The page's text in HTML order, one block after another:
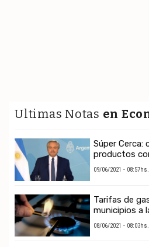
Ultimas Notas en
Súper Cerca:
productos
09/06/2021 - 08:57hs.
Tarifas de
municipios a
08/06/2021 - 08:03hs.